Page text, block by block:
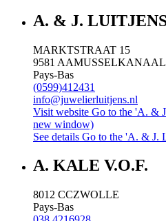
A. & J.
MARKTSTRAAT 15
9581 AAMUSSELKANAAL
Pays-Bas
(0599)412431
info@juwelierluitjens.nl
Visit website Go to the 'A. &
new window)
See details Go to the 'A. & J.
A. KALE V.O.F.
8012 CCZWOLLE
Pays-Bas